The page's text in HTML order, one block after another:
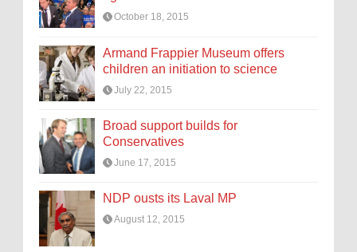
October 18, 2015
Armand Frappier Museum offers
children an initiation to science
July 22, 2015
Broad support builds for
Conservatives
June 17, 2015
NDP ousts its Laval MP
August 12, 2015